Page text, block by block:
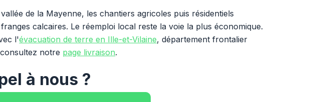
de la Mayenne, les chantiers agricoles puis résidentiels
calcaires. Le réemploi local reste la voie la plus économique.
l'évacuation de terre en Ille-et-Vilaine, département frontalier
notre page livraison.
à nous ?